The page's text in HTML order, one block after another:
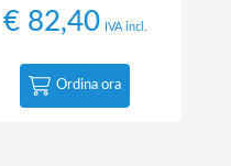
€82,40 IVA incl.
Ordina ora